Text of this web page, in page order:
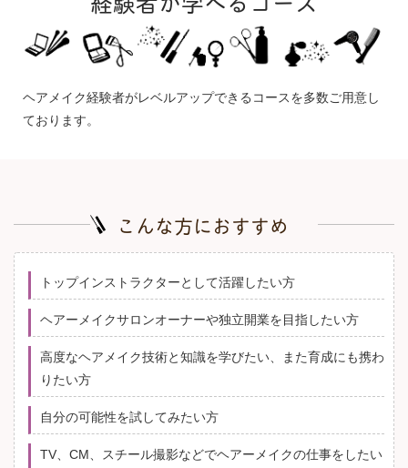
ヘアメイク経験者がレベルアップできるコースを多数ご用意し
ております。
こんな方におすすめ
トップインストラクターとして活躍したい方
ヘアーメイクサロンオーナーや独立開業を目指したい方
高度なヘアメイク技術と知識を学びたい、また育成にも携わ
りたい方
自分の可能性を試してみたい方
TV、CM、スチール撮影などでヘアーメイクの仕事をしたい